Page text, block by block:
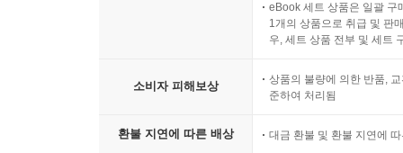
eBook 세트 상품은 일괄 구
1개의 상품으로 취급 및 판
우, 세트 상품 전부 및 세트
소비자 피해보상
상품의 불량에 의한 반품,
준하여 처리됨
환불 지연에 따른 배상 대금 환불 및 환불 지연에